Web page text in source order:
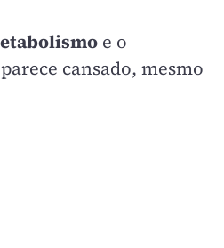
e o
cansado, mesmo